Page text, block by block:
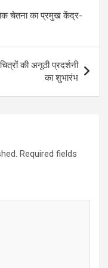
चेतना का प्रमुख केंद्र-
की अनूठी प्रदर्शनी
का शुभारंभ
Required fields